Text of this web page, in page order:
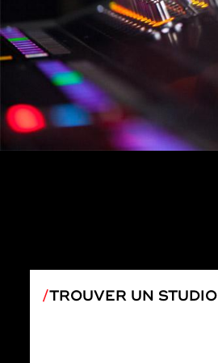
TROUVER UN STUDIO